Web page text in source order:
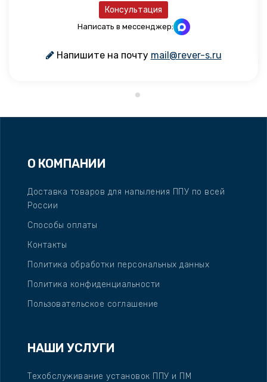
Консультация
Написать в мессенджер:
Напишите на почту mail@rever-s.ru
О КОМПАНИИ
Доставка товаров для напыления ППУ по всей
России
Способы оплаты
Контакты
Политика обработки персональных данных
Политика конфиденциальности
Пользовательское соглашение
НАШИ УСЛУГИ
Техобслуживание установок ППУ и ПМ